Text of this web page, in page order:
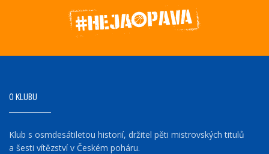
O KLUBU
Klub s osmdesátiletou historií, držitel pěti mistrovských titulů
a šesti vítězství v Českém poháru.